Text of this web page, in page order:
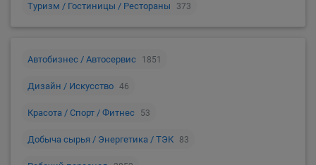
Туризм / Гостиницы / Рестораны 373
Автобизнес / Автосервис 1851
Дизайн / Искусство 46
Красота / Спорт / Фитнес 53
Добыча сырья / Энергетика / ТЭК 83